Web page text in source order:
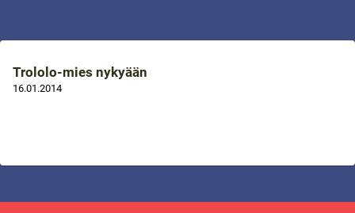
Trololo-mies nykyään
16.01.2014